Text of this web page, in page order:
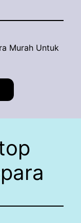
Murah Untuk